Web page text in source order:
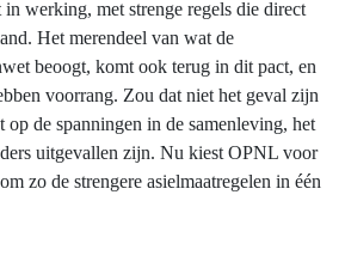
werking, met strenge regels die direct
Het merendeel van wat de
beoogt, komt ook terug in dit pact, en
voorrang. Zou dat niet het geval zijn
op de spanningen in de samenleving, het
uitgevallen zijn. Nu kiest OPNL voor
zo de strengere asielmaatregelen in één